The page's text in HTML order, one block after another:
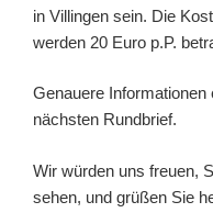
in Villingen sein. Die
werden 20 Euro p.P.
Genauere
nächsten Rundbrief.
Wir würden uns freuen,
sehen, und grüßen Sie